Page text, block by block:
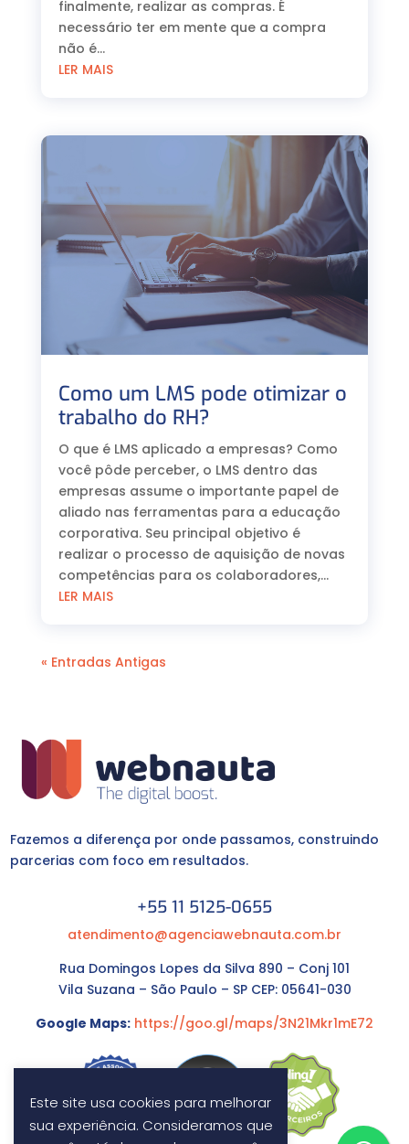
finalmente, realizar as compras. É
necessário ter em mente que a compra
não é...
LER MAIS
Como um LMS pode otimizar o
trabalho do RH?
O que é LMS aplicado a empresas? Como
você pôde perceber, o LMS dentro das
empresas assume o importante papel de
aliado nas ferramentas para a educação
corporativa. Seu principal objetivo é
realizar o processo de aquisição de novas
competências para os colaboradores,...
LER MAIS
« Entradas Antigas
Fazemos a diferença por onde passamos, construindo
parcerias com foco em resultados.
+55 11 5125-0655
atendimento@agenciawebnauta.com.br
Rua Domingos Lopes da Silva 890 – Conj 101
Vila Suzana – São Paulo – SP CEP: 05641-030
Google Maps: https://goo.gl/maps/3N21Mkr1mE72
Este site usa cookies para melhorar
sua experiência. Consideramos que